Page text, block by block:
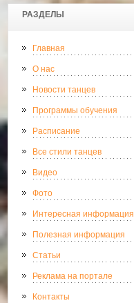
РАЗДЕЛЫ
Главная
О нас
Новости танцев
Программы обучения
Расписание
Все стили танцев
Видео
Фото
Интересная информация
Полезная информация
Статьи
Реклама на портале
Контакты